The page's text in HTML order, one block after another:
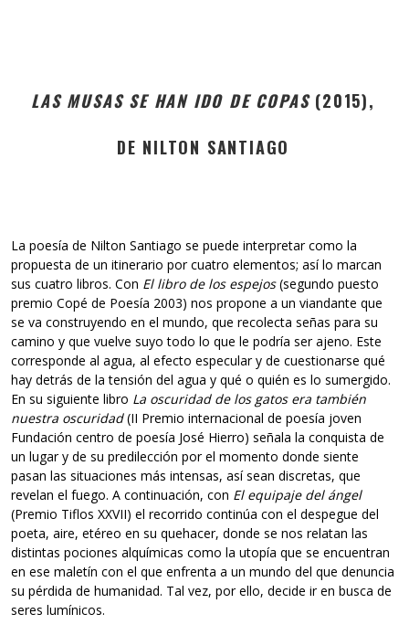
LAS MUSAS SE HAN IDO DE COPAS(2015),
DE NILTON SANTIAGO
La poesía de Nilton Santiago se puede interpretar como la
propuesta de un itinerario por cuatro elementos; así lo marcan
sus cuatro libros. Con El libro de los espejos(segundo puesto
premio Copé de Poesía 2003) nos propone a un viandante que
se va construyendo en el mundo, que recolecta señas para su
camino y que vuelve suyo todo lo que le podría ser ajeno. Este
corresponde al agua, al efecto especular y de cuestionarse qué
hay detrás de la tensión del agua y qué o quién es lo sumergido.
En su siguiente libro La oscuridad de los gatos era también
nuestra oscuridad(II Premio internacional de poesía joven
Fundación centro de poesía José Hierro) señala la conquista de
un lugar y de su predilección por el momento donde siente
pasan las situaciones más intensas, así sean discretas, que
revelan el fuego. A continuación, con El equipaje del ángel
(Premio Tiflos XXVII) el recorrido continúa con el despegue del
poeta, aire, etéreo en su quehacer, donde se nos relatan las
distintas pociones alquímicas como la utopía que se encuentran
en ese maletín con el que enfrenta a un mundo del que denuncia
su pérdida de humanidad. Tal vez, por ello, decide ir en busca de
seres lumínicos.